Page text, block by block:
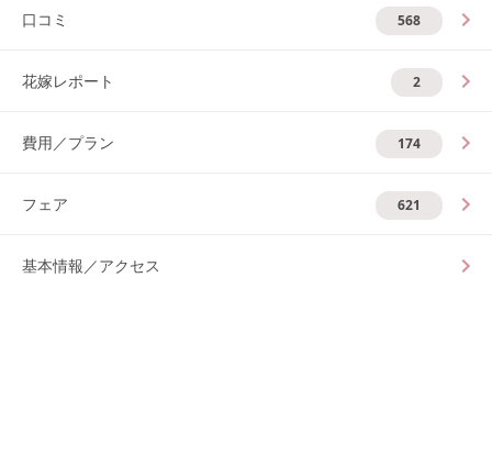
口コミ 568
花嫁レポート 2
費用／プラン 174
フェア 621
基本情報／アクセス